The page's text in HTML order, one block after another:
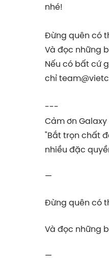
nhé!
Đừng quên có
Và đọc những
Nếu có bất cứ
chỉ
---
Cảm ơn
"Bắt trọn chất
nhiều đặc
—
Đừng quên có
Và đọc những
—